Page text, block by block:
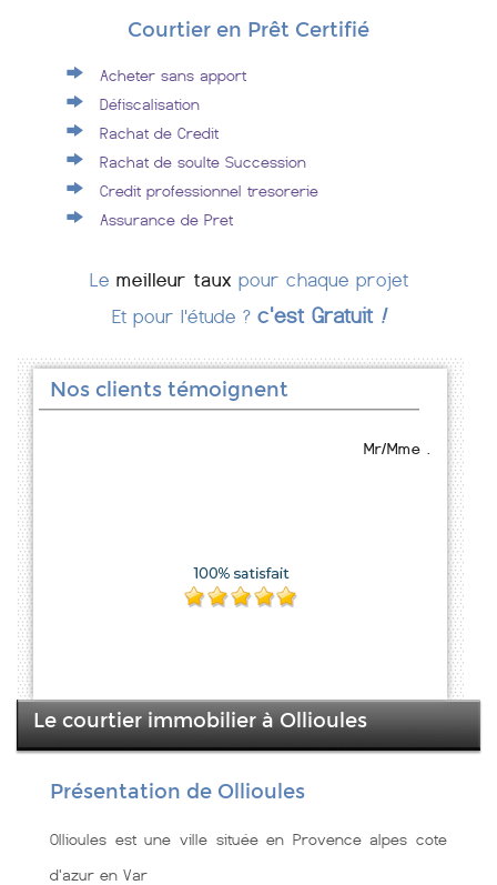
Courtier en Prêt Certifié
Acheter sans apport
Défiscalisation
Rachat de Credit
Rachat de soulte Succession
Credit professionnel tresorerie
Assurance de Pret
Le meilleur taux pour chaque projet
Et pour l'étude ? c'est Gratuit !
Nos clients témoignent
Mr/Mme .
Le courtier immobilier à Ollioules
Présentation de Ollioules
Ollioules est une ville située en Provence alpes cote
d'azur en Var